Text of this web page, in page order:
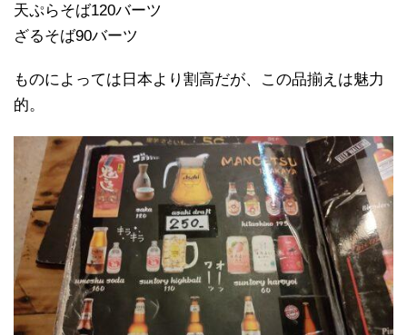
天ぷらそば120バーツ
ざるそば90バーツ
ものによっては日本より割高だが、この品揃えは魅力
的。